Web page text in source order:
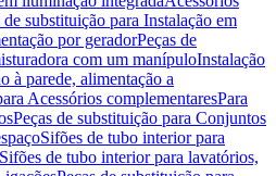
de substituição para Instalação em
por geradorPeças de
com um manípuloInstalação
à parede, alimentação a
Acessórios complementaresPara
Peças de substituição para Conjuntos
Sifões de tubo interior para
de tubo interior para lavatórios,